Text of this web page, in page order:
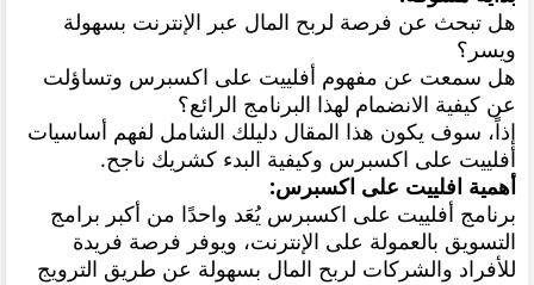
هل تبحث عن فرصة لربح المال عبر الإنترنت بسهولة
ويسر؟
هل سمعت عن مفهوم أفلييت على اكسبرس وتساؤلت
عن كيفية الانضمام لهذا البرنامج الرائع؟
إذاً، سوف يكون هذا المقال دليلك الشامل لفهم أساسيات
أفلييت على اكسبرس وكيفية البدء كشريك ناجح.
أهمية افلييت على اكسبرس:
برنامج أفلييت على اكسبرس يُعَد واحدًا من أكبر برامج
التسويق بالعمولة على الإنترنت، ويوفر فرصة فريدة
للأفراد والشركات لربح المال بسهولة عن طريق الترويج